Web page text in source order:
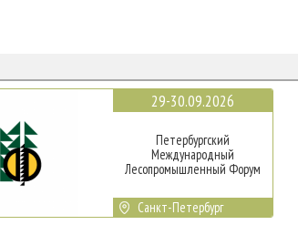
29-30.09.2026
Петербургский
Международный
Лесопромышленный Форум
Санкт-Петербург